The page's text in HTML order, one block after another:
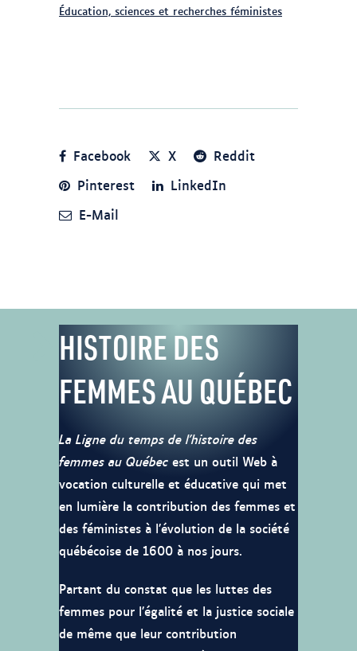
Éducation, sciences et recherches féministes
Facebook X
Reddit
Pinterest
LinkedIn
E-Mail
HISTOIRE DES
FEMMES AU QUÉBEC
La Ligne du temps de l’histoire des
femmes au Québec est un outil Web à
vocation culturelle et éducative qui met
en lumière la contribution des femmes et
des féministes à l’évolution de la société
québécoise de 1600 à nos jours.
Partant du constat que les luttes des
femmes pour l’égalité et la justice sociale
de même que leur contribution